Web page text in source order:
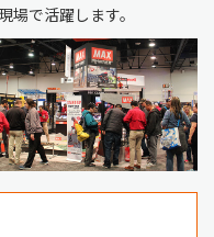
で活躍します。